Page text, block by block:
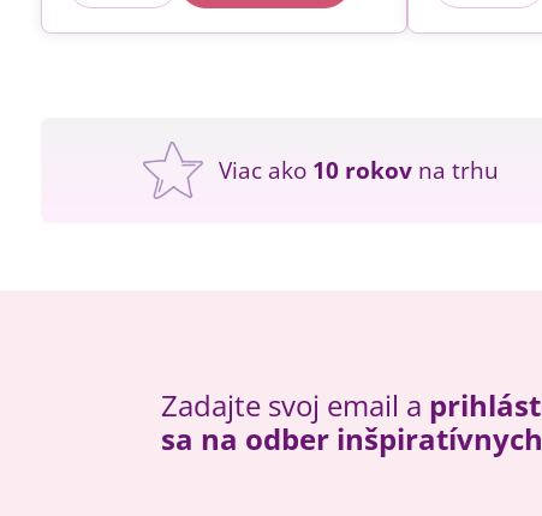
Viac ako 10 rokov na trhu
Zadajte svoj email a
sa na odber